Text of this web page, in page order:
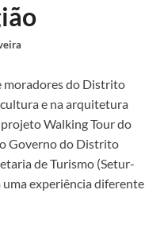
moradores do Distrito
e na arquitetura
projeto Walking Tour do
Governo do Distrito
de Turismo (Setur-
uma experiência diferente